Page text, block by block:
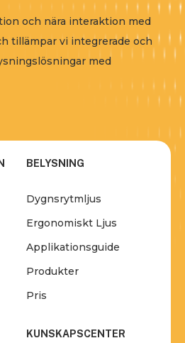
och nära interaktion med
tillämpar vi integrerade och
med
BELYSNING
Dygnsrytmljus
Ergonomiskt Ljus
Applikationsguide
Produkter
Pris
KUNSKAPSCENTER